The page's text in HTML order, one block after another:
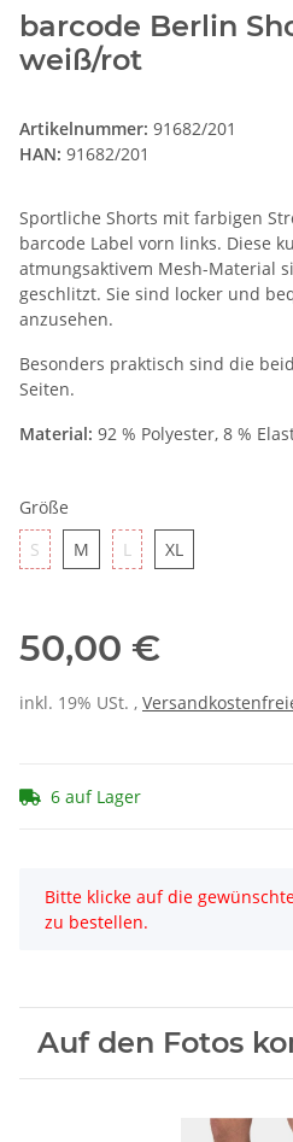
barcode Berlin
weiß/rot
Artikelnummer: 91682/201
HAN: 91682/201
Sportliche Shorts mit farbigen
barcode Label vorn links. Diese
atmungsaktivem Mesh-Material
geschlitzt. Sie sind locker und
anzusehen.
Besonders praktisch sind die
Seiten.
Material: 92 % Polyester, 8 %
Größe
S
M L XL
50,00 €
inkl. 19% USt. ,
6 auf Lager
x
Bitte klicke auf die
zu bestellen.
Auf den Fotos